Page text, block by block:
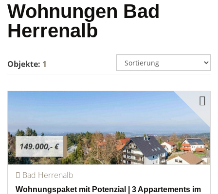
Wohnungen Bad
Herrenalb
Objekte: 1
149.000,- €
Bad Herrenalb
Wohnungspaket mit Potenzial | 3 Appartements im